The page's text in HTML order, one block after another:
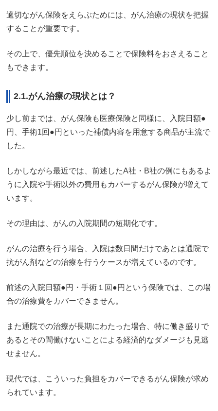
適切ながん保険をえらぶためには、がん治療の現状を把握
することが重要です。
その上で、優先順位を決めることで保険料をおさえること
もできます。
2.1.がん治療の現状とは？
少し前までは、がん保険も医療保険と同様に、入院日額●
円、手術1回●円といった補償内容を用意する商品が主流で
した。
しかしながら最近では、前述したA社・B社の例にもあるよ
うに入院や手術以外の費用もカバーするがん保険が増えて
います。
その理由は、がんの入院期間の短期化です。
がんの治療を行う場合、入院は数日間だけであとは通院で
抗がん剤などの治療を行うケースが増えているのです。
前述の入院日額●円・手術１回●円という保険では、この場
合の治療費をカバーできません。
また通院での治療が長期にわたった場合、特に働き盛りで
あるとその間働けないことによる経済的なダメージも見逃
せません。
現代では、こういった負担をカバーできるがん保険が求め
られています。